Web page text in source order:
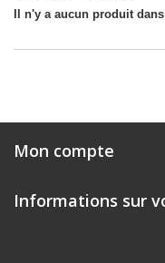
Il n'y a aucun produit
Mon compte
Informations sur